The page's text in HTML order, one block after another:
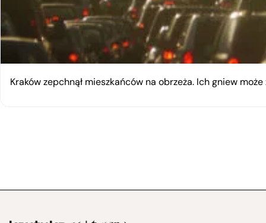
Kraków zepchnął mieszkańców na obrzeża. Ich gniew